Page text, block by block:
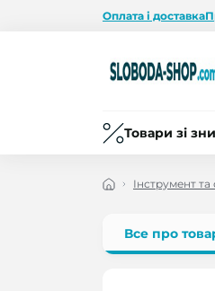
Оплата і доставка
Товари зі
Інструмент
Все про